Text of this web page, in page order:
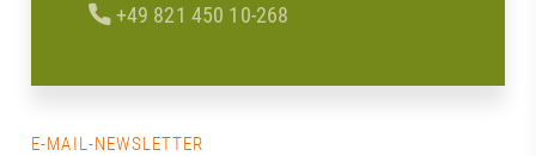
+49 821 450 10-268
E-MAIL-NEWSLETTER